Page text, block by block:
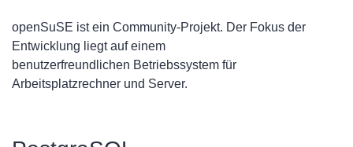
openSuSE ist ein Community-Projekt. Der Fokus der
Entwicklung liegt auf einem
benutzerfreundlichen Betriebssystem für
Arbeitsplatzrechner und Server.